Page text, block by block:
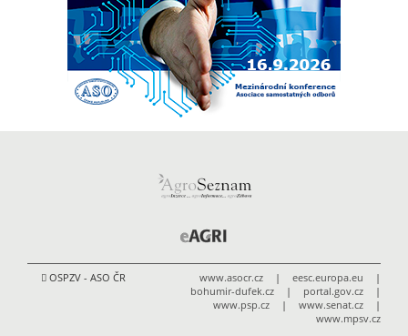
OSPZV - ASO ČR www.asocr.cz | eesc.europa.eu
|
bohumir-dufek.cz
| portal.gov.cz
|
www.psp.cz
| www.senat.cz
|
www.mpsv.cz